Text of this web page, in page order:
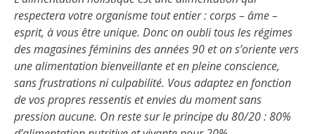
respectera votre organisme tout entier : corps – âme –
esprit, à vous être unique. Donc on oubli tous les régimes
des magasines féminins des années 90 et on s’oriente vers
une alimentation bienveillante et en pleine conscience,
sans frustrations ni culpabilité. Vous adaptez en fonction
de vos propres ressentis et envies du moment sans
pression aucune. On reste sur le principe du 80/20 : 80%